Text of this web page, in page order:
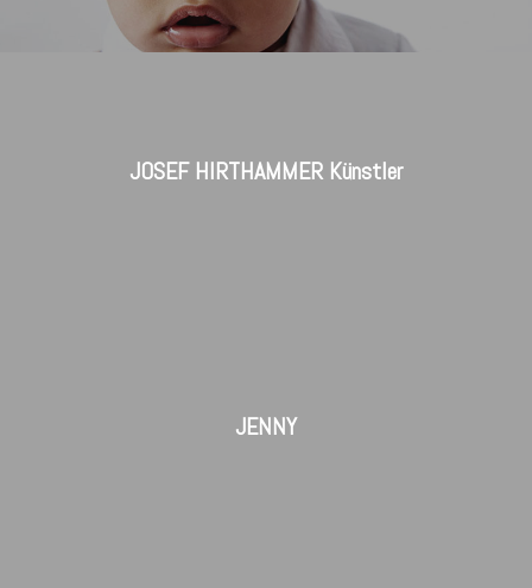
JOSEF HIRTHAMMER Künstler
JENNY